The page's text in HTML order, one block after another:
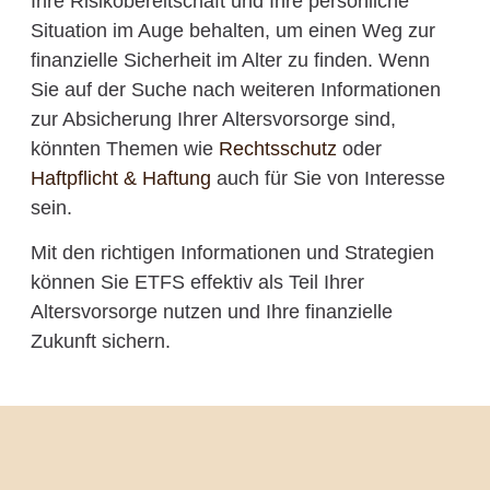
Situation im Auge behalten, um einen Weg zur
finanzielle Sicherheit im Alter zu finden. Wenn
Sie auf der Suche nach weiteren Informationen
zur Absicherung Ihrer Altersvorsorge sind,
könnten Themen wie Rechtsschutz oder
Haftpflicht & Haftung auch für Sie von Interesse
sein.
Mit den richtigen Informationen und Strategien
können Sie ETFS effektiv als Teil Ihrer
Altersvorsorge nutzen und Ihre finanzielle
Zukunft sichern.